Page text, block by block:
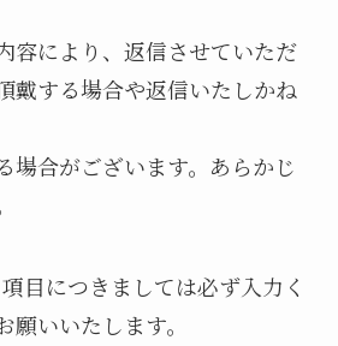
容により、返信させていただ
戴する場合や返信いたしかね
場合がございます。あらかじ
⽬につきましては必ず⼊力く
いいたします。